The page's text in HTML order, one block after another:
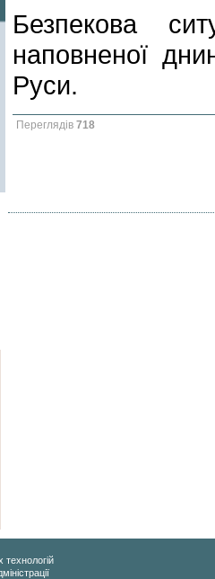
Безпекова
наповненої
Руси.
Переглядів 718
технологій